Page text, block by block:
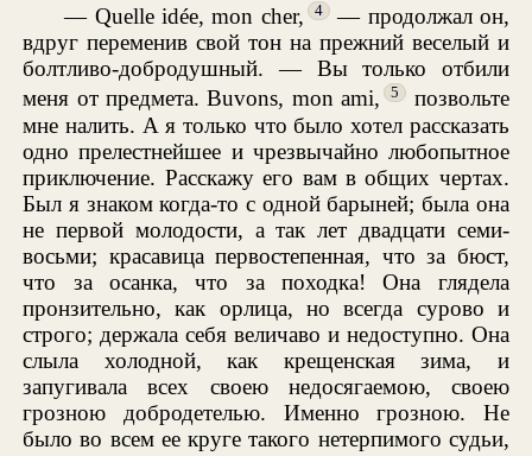
— Quelle idée, mon cher,
4 — продолжал он,
вдруг переменив свой тон на прежний веселый и
болтливо-добродушный. — Вы только отбили
меня от предмета. Buvons, mon ami,
5
позвольте
мне налить. А я только что было хотел рассказать
одно прелестнейшее и чрезвычайно любопытное
приключение. Расскажу его вам в общих чертах.
Был я знаком когда-то с одной барыней; была она
не первой молодости, а так лет двадцати семи-
восьми; красавица первостепенная, что за бюст,
что за осанка, что за походка! Она глядела
пронзительно, как орлица, но всегда сурово и
строго; держала себя величаво и недоступно. Она
слыла холодной, как крещенская зима, и
запугивала всех своею недосягаемою, своею
грозною добродетелью. Именно грозною. Не
было во всем ее круге такого нетерпимого судьи,